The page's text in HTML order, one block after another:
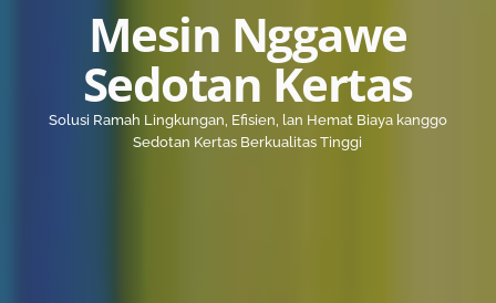
Mesin Nggawe
Sedotan Kertas
Solusi Ramah Lingkungan, Efisien, lan Hemat Biaya kanggo
Sedotan Kertas Berkualitas Tinggi